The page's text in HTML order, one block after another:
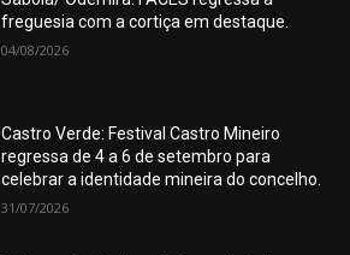
freguesia com a cortiça em destaque.
04/08/2026
Castro Verde: Festival Castro Mineiro
regressa de 4 a 6 de setembro para
celebrar a identidade mineira do concelho.
31/07/2026